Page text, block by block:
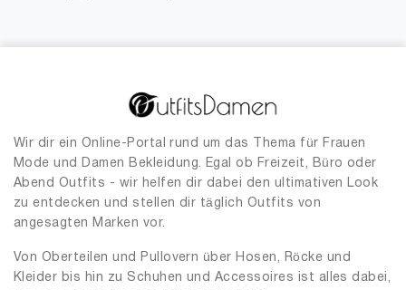
Wir dir ein Online-Portal rund um das Thema für Frauen
Mode und Damen Bekleidung. Egal ob Freizeit, Büro oder
Abend Outfits - wir helfen dir dabei den ultimativen Look
zu entdecken und stellen dir täglich Outfits von
angesagten Marken vor.
Von Oberteilen und Pullovern über Hosen, Röcke und
Kleider bis hin zu Schuhen und Accessoires ist alles dabei,